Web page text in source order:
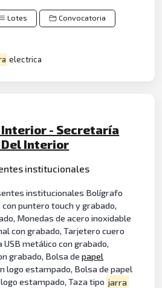
Lotes Convocatoria
electrica
- Secretaría
Interior
institucionales
institucionales Bolígrafo
puntero touch y grabado,
Monedas de acero inoxidable
con grabado, Tarjetero cuero
metálico con grabado,
grabado, Bolsa depapel
logo estampado, Bolsa de papel
estampado, Taza tipo jarra